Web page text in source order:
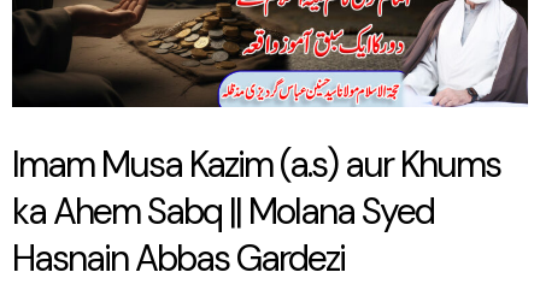
Imam Musa Kazim (a.s) aur Khums
ka Ahem Sabq || Molana Syed
Hasnain Abbas Gardezi
Khums
ka
Sabq
||
Molana